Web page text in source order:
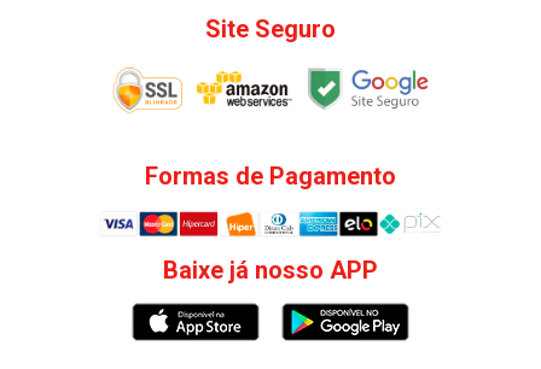
Site Seguro
Formas de Pagamento
Baixe já nosso APP